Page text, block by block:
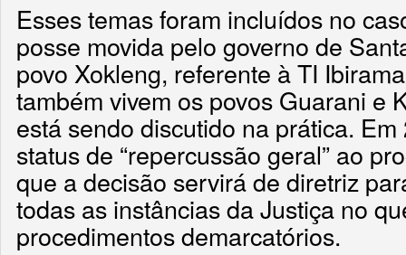
Esses temas foram incluídos no
posse movida pelo governo de
povo Xokleng, referente à TI
também vivem os povos Guarani e
está sendo discutido na prática.
status de “repercussão geral” ao
que a decisão servirá de diretriz
todas as instâncias da Justiça no
procedimentos demarcatórios.